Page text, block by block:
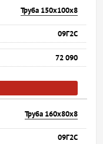
Труба 150х100х8
09Г2С
72 090
Труба 160х80х8
09Г2С